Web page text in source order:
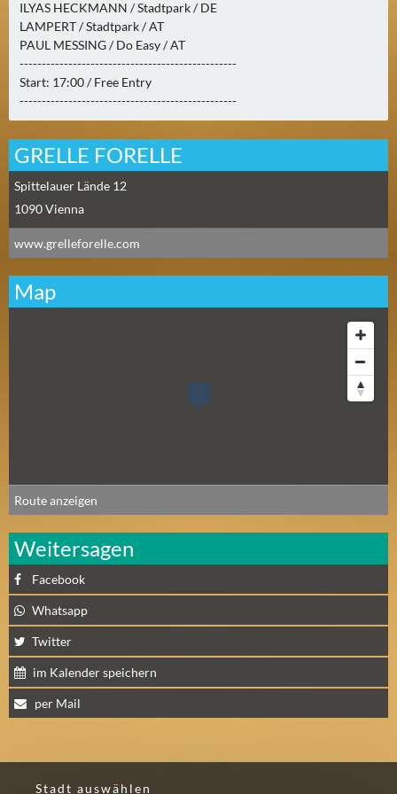
0
)
U
E
B
E
R
M
O
R
G
N
(
S
T
R
F
R
E
I
T
A
G
(
)
ILYAS HECKMANN / Stadtpark / DE
LAMPERT / Stadtpark / AT
PAUL MESSING / Do Easy / AT
-------------------------------------------------
Start: 17:00 / Free Entry
-------------------------------------------------
GRELLE FORELLE
Spittelauer Lände 12
1090Vienna
www.grelleforelle.com
Map
Route anzeigen
Weitersagen
Facebook
Whatsapp
Twitter
im Kalender speichern
per Mail
Stadt auswählen